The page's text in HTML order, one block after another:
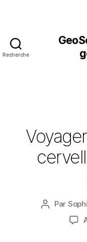
Recherche
Auteur
Par